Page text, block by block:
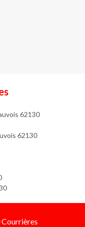
62130
62130